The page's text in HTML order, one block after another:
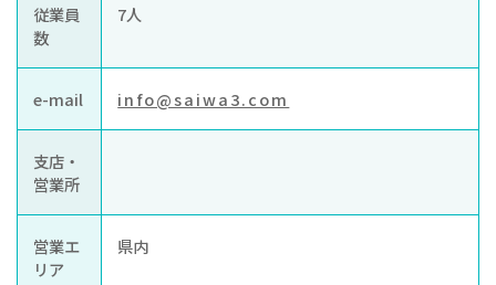
従業員
数
7人
e-mail info@saiwa3.com
支店・
営業所
営業エ
リア
県内